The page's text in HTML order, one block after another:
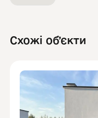
Схожі обʼєкти